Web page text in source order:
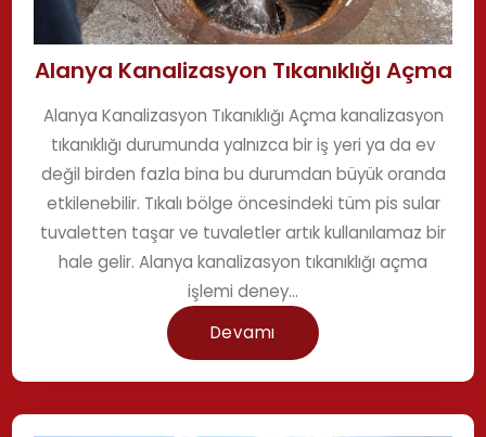
Alanya Kanalizasyon Tıkanıklığı Açma
Alanya Kanalizasyon Tıkanıklığı Açma kanalizasyon
tıkanıklığı durumunda yalnızca bir iş yeri ya da ev
değil birden fazla bina bu durumdan büyük oranda
etkilenebilir. Tıkalı bölge öncesindeki tüm pis sular
tuvaletten taşar ve tuvaletler artık kullanılamaz bir
hale gelir. Alanya kanalizasyon tıkanıklığı açma
işlemi deney...
Devamı